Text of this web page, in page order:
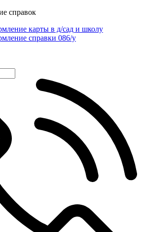
справок
карты в д/сад и школу
справки 086/у